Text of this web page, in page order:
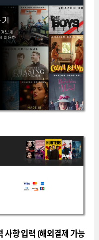
사항 입력 (해외결제 가능